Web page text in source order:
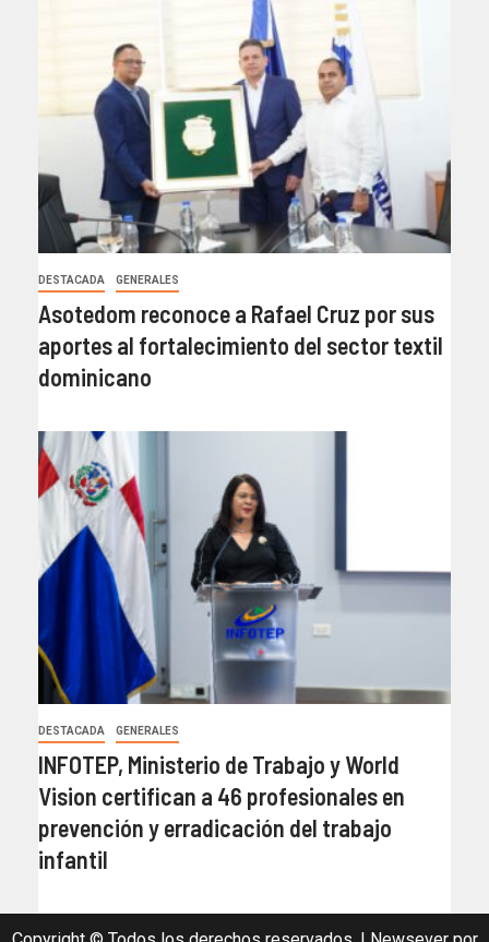
DESTACADA GENERALES
Asotedom reconoce a Rafael Cruz por sus
aportes al fortalecimiento del sector textil
dominicano
DESTACADA GENERALES
INFOTEP, Ministerio de Trabajo y World
Vision certifican a 46 profesionales en
prevención y erradicación del trabajo
infantil